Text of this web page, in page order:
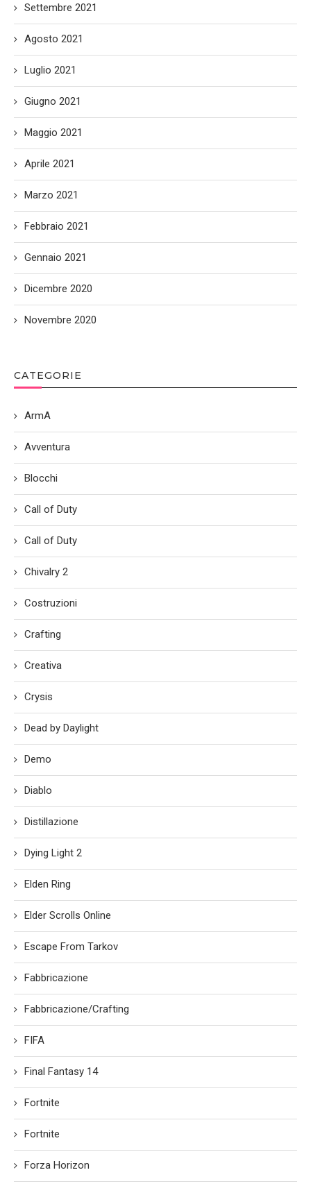
Settembre 2021
Agosto 2021
Luglio 2021
Giugno 2021
Maggio 2021
Aprile 2021
Marzo 2021
Febbraio 2021
Gennaio 2021
Dicembre 2020
Novembre 2020
CATEGORIE
ArmA
Avventura
Blocchi
Call of Duty
Call of Duty
Chivalry 2
Costruzioni
Crafting
Creativa
Crysis
Dead by Daylight
Demo
Diablo
Distillazione
Dying Light 2
Elden Ring
Elder Scrolls Online
Escape From Tarkov
Fabbricazione
Fabbricazione/Crafting
FIFA
Final Fantasy 14
Fortnite
Fortnite
Forza Horizon